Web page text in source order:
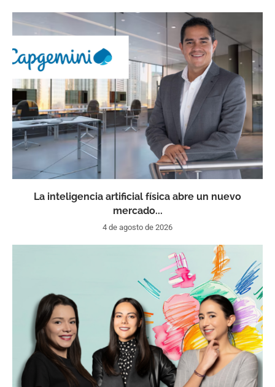
La inteligencia artificial física abre un nuevo
mercado...
4 de agosto de 2026